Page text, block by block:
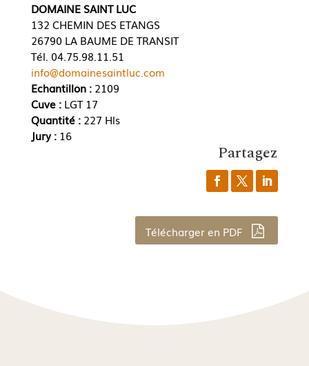
DOMAINE SAINT LUC
132 CHEMIN DES ETANGS
26790 LA BAUME DE TRANSIT
Tél. 04.75.98.11.51
info@domainesaintluc.com
Echantillon :2109
Cuve : LGT 17
Quantité : 227 Hls
Jury : 16
Partagez
Télécharger en PDF